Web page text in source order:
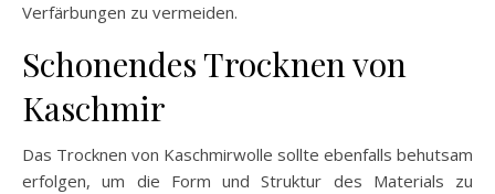
Verfärbungen zu vermeiden.
Schonendes Trocknen von
Kaschmir
Das Trocknen von Kaschmirwolle sollte ebenfalls behutsam
erfolgen, um die Form und Struktur des Materials zu